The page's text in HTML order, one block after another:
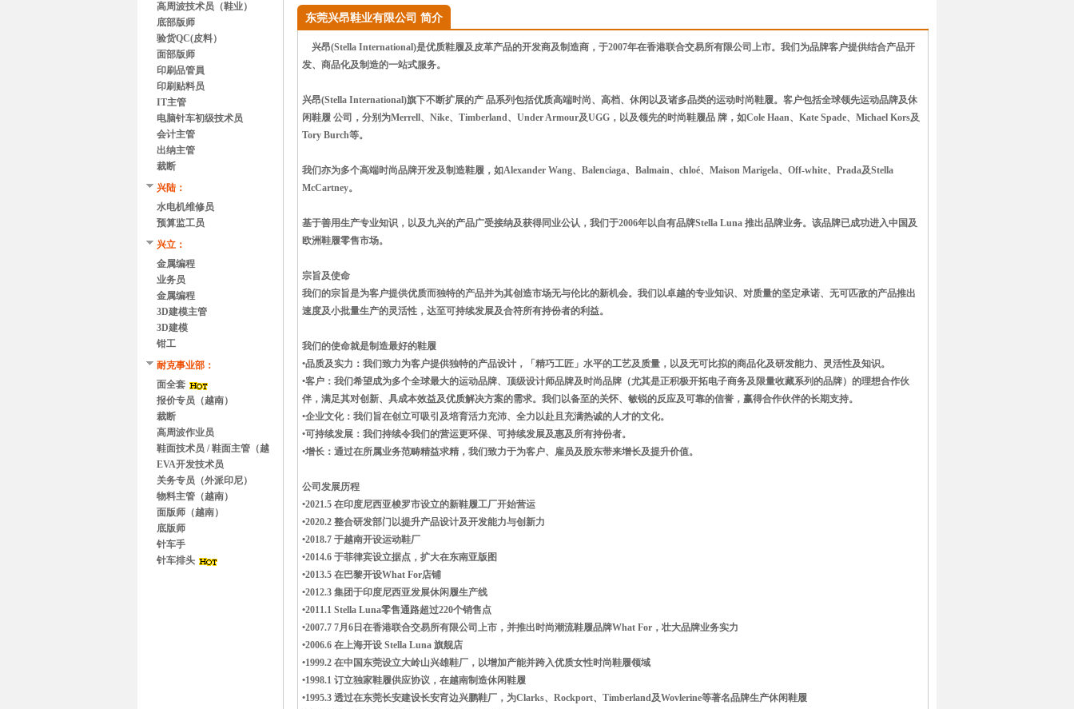
东莞兴昂鞋业有限公司 简介
兴昂(Stella International)是优质鞋履及皮革产品的开发商及制造商，于2007年在香港联合交易所有限公司上市。我们为品牌客户提供结合产品开
发、商品化及制造的一站式服务。
兴昂(Stella International)旗下不断扩展的产 品系列包括优质高端时尚、高档、休闲以及诸多品类的运动时尚鞋履。客户包括全球领先运动品牌及休
闲鞋履 公司，分别为Merrell、Nike、Timberland、Under Armour及UGG，以及领先的时尚鞋履品 牌，如Cole Haan、Kate Spade、Michael Kors及
Tory Burch等。
我们亦为多个高端时尚品牌开发及制造鞋履，如Alexander Wang、Balenciaga、Balmain、chloé、Maison Marigela、Off-white、Prada及Stella
McCartney。
基于善用生产专业知识，以及九兴的产品广受接纳及获得同业公认，我们于2006年以自有品牌Stella Luna 推出品牌业务。该品牌已成功进入中国及
欧洲鞋履零售市场。
宗旨及使命
我们的宗旨是为客户提供优质而独特的产品并为其创造市场无与伦比的新机会。我们以卓越的专业知识、对质量的坚定承诺、无可匹敌的产品推出
速度及小批量生产的灵活性，达至可持续发展及合符所有持份者的利益。
我们的使命就是制造最好的鞋履
•品质及实力：我们致力为客户提供独特的产品设计，「精巧工匠」水平的工艺及质量，以及无可比拟的商品化及研发能力、灵活性及知识。
•客户：我们希望成为多个全球最大的运动品牌、顶级设计师品牌及时尚品牌（尤其是正积极开拓电子商务及限量收藏系列的品牌）的理想合作伙
伴，满足其对创新、具成本效益及优质解决方案的需求。我们以备至的关怀、敏锐的反应及可靠的信誉，赢得合作伙伴的长期支持。
•企业文化：我们旨在创立可吸引及培育活力充沛、全力以赴且充满热诚的人才的文化。
•可持续发展：我们持续令我们的营运更环保、可持续发展及惠及所有持份者。
•增长：通过在所属业务范畴精益求精，我们致力于为客户、雇员及股东带来增长及提升价值。
公司发展历程
•2021.5 在印度尼西亚梭罗市设立的新鞋履工厂开始营运
•2020.2 整合研发部门以提升产品设计及开发能力与创新力
•2018.7 于越南开设运动鞋厂
•2014.6 于菲律宾设立据点，扩大在东南亚版图
•2013.5 在巴黎开设What For店铺
•2012.3 集团于印度尼西亚发展休闲履生产线
•2011.1 Stella Luna零售通路超过220个销售点
•2007.7 7月6日在香港联合交易所有限公司上市，并推出时尚潮流鞋履品牌What For，壮大品牌业务实力
•2006.6 在上海开设 Stella Luna 旗舰店
•1999.2 在中国东莞设立大岭山兴雄鞋厂，以增加产能并跨入优质女性时尚鞋履领域
•1998.1 订立独家鞋履供应协议，在越南制造休闲鞋履
•1995.3 透过在东莞长安建设长安宵边兴鹏鞋厂，为Clarks、Rockport、Timberland及Wovlerine等著名品牌生产休闲鞋履
高周波技术员（鞋业）
底部版师
验货QC(皮料）
面部版师
印刷品管員
印刷贴料员
IT主管
电脑针车初级技术员
会计主管
出纳主管
裁断
兴陆：
水电机维修员
预算监工员
兴立：
金属编程
业务员
金属编程
3D建模主管
3D建模
钳工
耐克事业部：
面全套
报价专员（越南）
裁断
高周波作业员
鞋面技术员 / 鞋面主管（越
南）
EVA开发技术员
关务专员（外派印尼）
物料主管（越南）
面版师（越南）
底版师
针车手
针车排头